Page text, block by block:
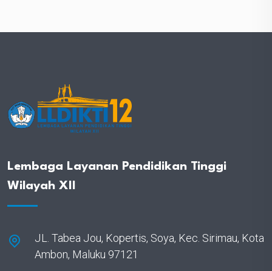
Lembaga Layanan Pendidikan Tinggi
Wilayah XII
JL. Tabea Jou, Kopertis, Soya, Kec. Sirimau, Kota
Ambon, Maluku 97121